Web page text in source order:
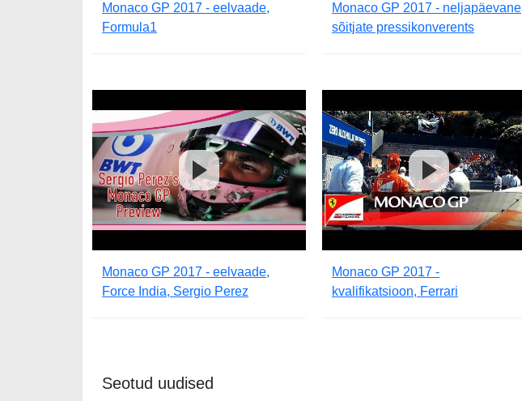
Monaco GP 2017 - eelvaade,
Formula1
Monaco GP 2017 - neljapäevane
sõitjate pressikonverents
Monaco GP 2017 - eelvaade,
Force India, Sergio Perez
Monaco GP 2017 -
kvalifikatsioon, Ferrari
Seotud uudised